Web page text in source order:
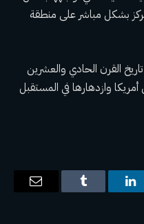
بشكل مباشر على منطقة
القرن الحادي والعشرين
وازدهارها في المستقبل
لينكدإن Tumblr
البريد